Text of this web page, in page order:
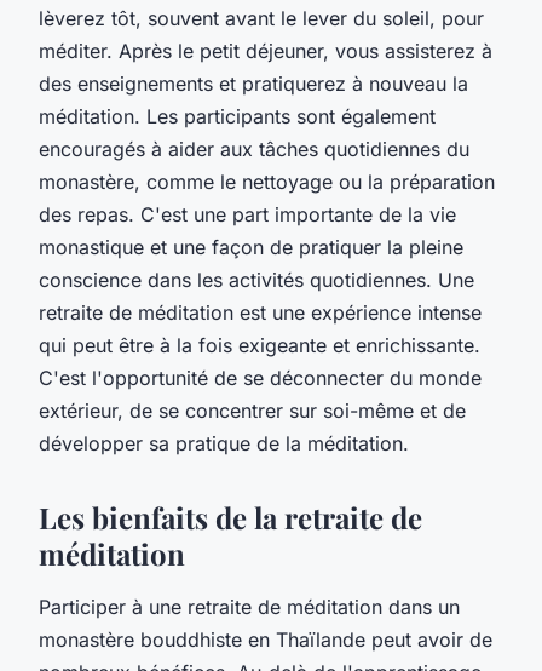
lèverez tôt, souvent avant le lever du soleil, pour
méditer. Après le petit déjeuner, vous assisterez à
des enseignements et pratiquerez à nouveau la
méditation. Les participants sont également
encouragés à aider aux tâches quotidiennes du
monastère, comme le nettoyage ou la préparation
des repas. C'est une part importante de la vie
monastique et une façon de pratiquer la pleine
conscience dans les activités quotidiennes. Une
retraite de méditation est une expérience intense
qui peut être à la fois exigeante et enrichissante.
C'est l'opportunité de se déconnecter du monde
extérieur, de se concentrer sur soi-même et de
développer sa pratique de la méditation.
Les bienfaits de la retraite de
méditation
Participer à une retraite de méditation dans un
monastère bouddhiste en Thaïlande peut avoir de